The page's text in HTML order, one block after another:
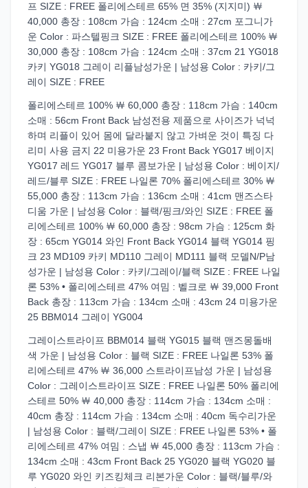
프 SIZE : FREE 폴리에스테르 65% 면 35% (지지미) ￦
40,000 총장 : 108cm 가슴 : 124cm 소매 : 27cm 포그니가
운 Color : 파스텔핑크 SIZE : FREE 폴리에스테르 100% ￦
30,000 총장 : 108cm 가슴 : 124cm 소매 : 37cm 21 YG018
카키 YG018 그레이 리플남성가운 | 남성용 Color : 카키/그
레이 SIZE : FREE
폴리에스테르 100% ￦ 60,000 총장 : 118cm 가슴 : 140cm
소매 : 56cm Front Back 남성전용 제품으로 사이즈가 넉넉
하며 리플이 있어 몸에 달라붙지 않고 가벼운 것이 특징 다
리미 사용 금지 22 미용가운 23 Front Back YG017 베이지
YG017 레드 YG017 블루 콤보가운 | 남성용 Color : 베이지/
레드/블루 SIZE : FREE 나일론 70% 폴리에스테르 30% ￦
55,000 총장 : 113cm 가슴 : 136cm 소매 : 41cm 맨즈스타
디움 가운 | 남성용 Color : 블랙/핑크/와인 SIZE : FREE 폴
리에스테르 100% ￦ 60,000 총장 : 98cm 가슴 : 125cm 화
장 : 65cm YG014 와인 Front Back YG014 블랙 YG014 핑
크 23 MD109 카키 MD110 그레이 MD111 블랙 모델N/P남
성가운 | 남성용 Color : 카키/그레이/블랙 SIZE : FREE 나일
론 53% • 폴리에스테르 47% 여밈 : 벨크로 ￦ 39,000 Front
Back 총장 : 113cm 가슴 : 134cm 소매 : 43cm 24 미용가운
25 BBM014 그레이 YG004
그레이스트라이프 BBM014 블랙 YG015 블랙 맨즈몽돌배
색 가운 | 남성용 Color : 블랙 SIZE : FREE 나일론 53% 폴
리에스테르 47% ￦ 36,000 스트라이프남성 가운 | 남성용
Color : 그레이스트라이프 SIZE : FREE 나일론 50% 폴리에
스테르 50% ￦ 40,000 총장 : 114cm 가슴 : 134cm 소매 :
40cm 총장 : 114cm 가슴 : 134cm 소매 : 40cm 독수리가운
| 남성용 Color : 블랙/그레이 SIZE : FREE 나일론 53% • 폴
리에스테르 47% 여밈 : 스냅 ￦ 45,000 총장 : 113cm 가슴 :
134cm 소매 : 43cm Front Back 25 YG020 블랙 YG020 블
루 YG020 와인 키즈킹체크 리본가운 Color : 블랙/블루/와